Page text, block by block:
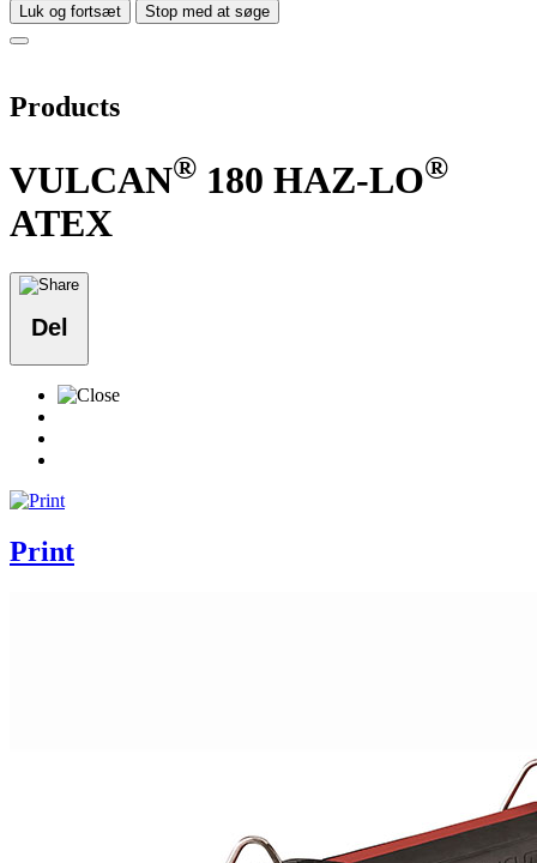
Luk og fortsæt Stop med at søge
Products
VULCAN® 180 HAZ-LO®
ATEX
Del
Print